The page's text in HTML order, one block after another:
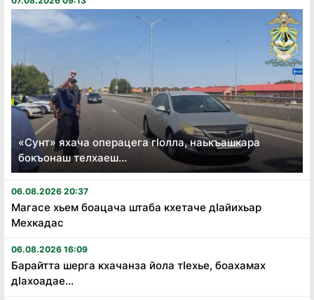
«Сунт» яхача операцега гӏолла, наькъашкара
бокъонаш телхаеш...
06.08.2026 20:37
Магасе хьем боацача штаба кхетаче дӏайихьар
Мехкадас
06.08.2026 16:09
Барайтта шерга кхачанза йола тӏехье, боахамах
дӏахоадае...